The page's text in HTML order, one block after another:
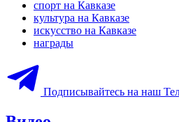
спорт на Кавказе
культура на Кавказе
искусство на Кавказе
награды
Подписывайтесь на наш